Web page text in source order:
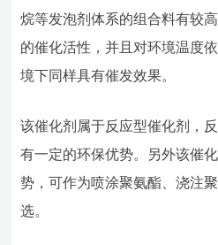
烷等发泡剂体系的组合料有较
的催化活性，并且对环境温度
境下同样具有催发效果。
该催化剂属于反应型催化剂，
有一定的环保优势。另外该催
势，可作为喷涂聚氨酯、浇注
选。